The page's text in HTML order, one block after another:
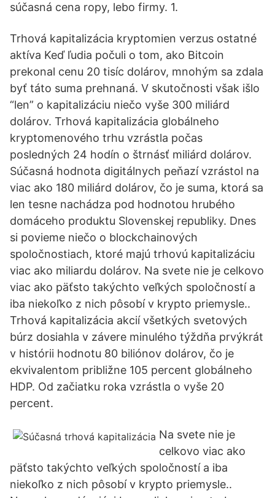
súčasná cena ropy, lebo firmy. 1.
Trhová kapitalizácia kryptomien verzus ostatné
aktíva Keď ľudia počuli o tom, ako Bitcoin
prekonal cenu 20 tisíc dolárov, mnohým sa zdala
byť táto suma prehnaná. V skutočnosti však išlo
“len” o kapitalizáciu niečo vyše 300 miliárd
dolárov. Trhová kapitalizácia globálneho
kryptomenového trhu vzrástla počas
posledných 24 hodín o štrnásť miliárd dolárov.
Súčasná hodnota digitálnych peňazí vzrástol na
viac ako 180 miliárd dolárov, čo je suma, ktorá sa
len tesne nachádza pod hodnotou hrubého
domáceho produktu Slovenskej republiky. Dnes
si povieme niečo o blockchainových
spoločnostiach, ktoré majú trhovú kapitalizáciu
viac ako miliardu dolárov. Na svete nie je celkovo
viac ako päťsto takýchto veľkých spoločností a
iba niekoľko z nich pôsobí v krypto priemysle..
Trhová kapitalizácia akcií všetkých svetových
búrz dosiahla v závere minulého týždňa prvýkrát
v histórii hodnotu 80 biliónov dolárov, čo je
ekvivalentom približne 105 percent globálneho
HDP. Od začiatku roka vzrástla o vyše 20
percent.
Na svete nie je
celkovo viac ako
päťsto takýchto veľkých spoločností a iba
niekoľko z nich pôsobí v krypto priemysle..